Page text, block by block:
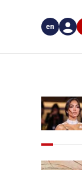
en